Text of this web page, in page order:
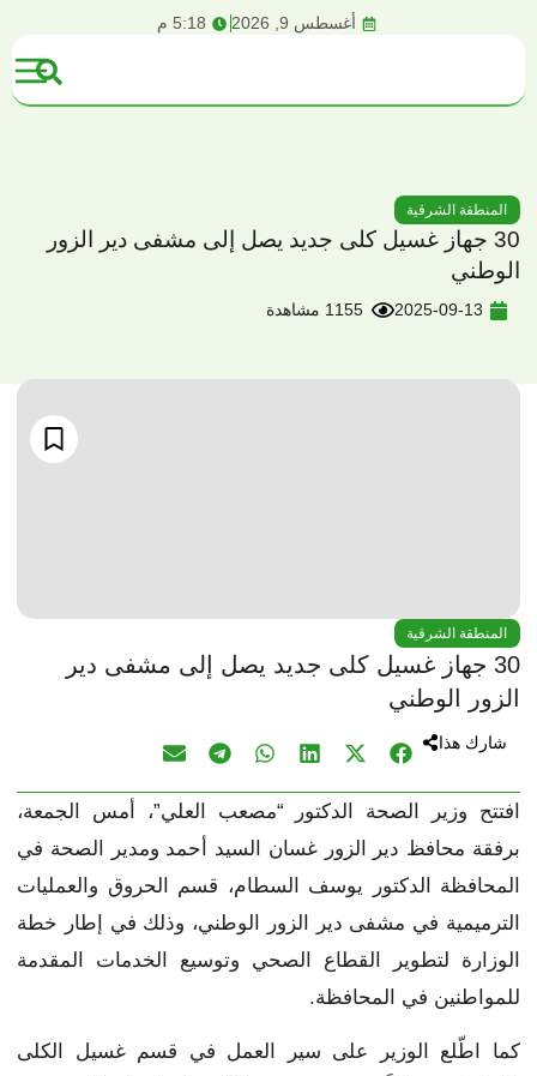
أغسطس 9, 2026 5:18 م
المنطقة الشرقية
30 جهاز غسيل كلى جديد يصل إلى مشفى دير الزور
الوطني
2025-09-13 1155 مشاهدة
المنطقة الشرقية
30 جهاز غسيل كلى جديد يصل إلى مشفى دير
الزور الوطني
شارك هذا
افتتح وزير الصحة الدكتور “مصعب العلي”، أمس الجمعة،
برفقة محافظ دير الزور غسان السيد أحمد ومدير الصحة في
المحافظة الدكتور يوسف السطام، قسم الحروق والعمليات
الترميمية في مشفى دير الزور الوطني، وذلك في إطار خطة
الوزارة لتطوير القطاع الصحي وتوسيع الخدمات المقدمة
للمواطنين في المحافظة.
كما اطّلع الوزير على سير العمل في قسم غسيل الكلى